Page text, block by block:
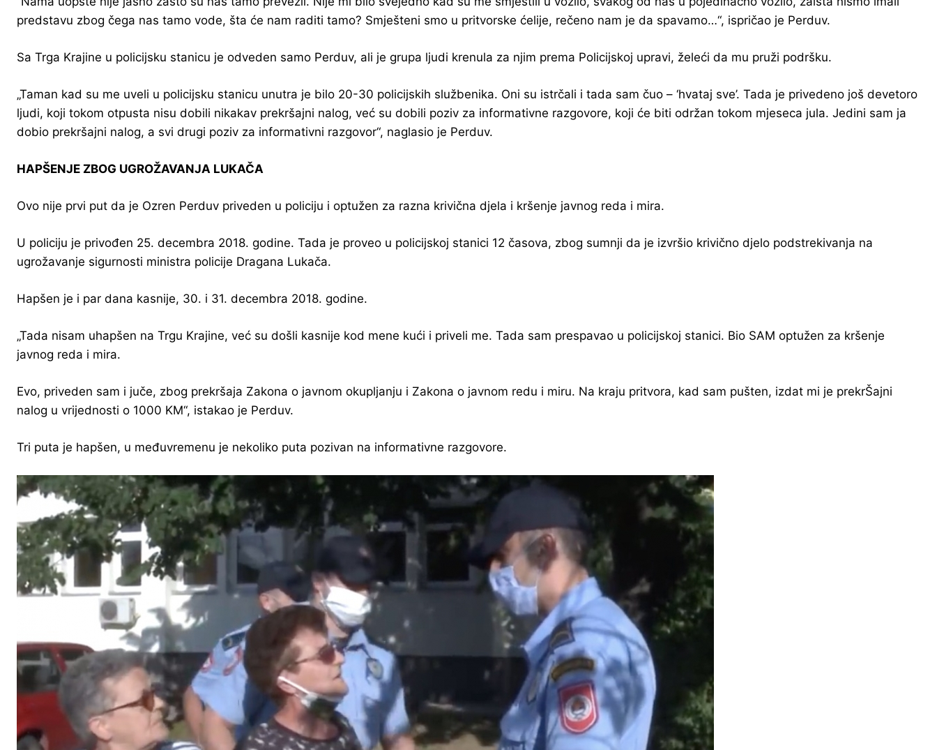
predstavu zbog čega nas tamo vode, šta će nam raditi tamo? Smješteni smo u pritvorske ćelije, rečeno nam je da spavamo…“, ispričao je Perduv.
Sa Trga Krajine u policijsku stanicu je odveden samo Perduv, ali je grupa ljudi krenula za njim prema Policijskoj upravi, želeći da mu pruži podršku.
„Taman kad su me uveli u policijsku stanicu unutra je bilo 20-30 policijskih službenika. Oni su istrčali i tada sam čuo – ‘hvataj sve’. Tada je privedeno još devetoro
ljudi, koji tokom otpusta nisu dobili nikakav prekršajni nalog, već su dobili poziv za informativne razgovore, koji će biti održan tokom mjeseca jula. Jedini sam ja
dobio prekršajni nalog, a svi drugi poziv za informativni razgovor“, naglasio je Perduv.
HAPŠENJE ZBOG UGROŽAVANJA LUKAČA
Ovo nije prvi put da je Ozren Perduv priveden u policiju i optužen za razna krivična djela i kršenje javnog reda i mira.
U policiju je privođen 25. decembra 2018. godine. Tada je proveo u policijskoj stanici 12 časova, zbog sumnji da je izvršio krivično djelo podstrekivanja na
ugrožavanje sigurnosti ministra policije Dragana Lukača.
Hapšen je i par dana kasnije, 30. i 31. decembra 2018. godine.
„Tada nisam uhapšen na Trgu Krajine, već su došli kasnije kod mene kući i priveli me. Tada sam prespavao u policijskoj stanici. Bio SAM optužen za kršenje
javnog reda i mira.
Evo, priveden sam i juče, zbog prekršaja Zakona o javnom okupljanju i Zakona o javnom redu i miru. Na kraju pritvora, kad sam pušten, izdat mi je prekrŠajni
nalog u vrijednosti o 1000 KM“, istakao je Perduv.
Tri puta je hapšen, u međuvremenu je nekoliko puta pozivan na informativne razgovore.